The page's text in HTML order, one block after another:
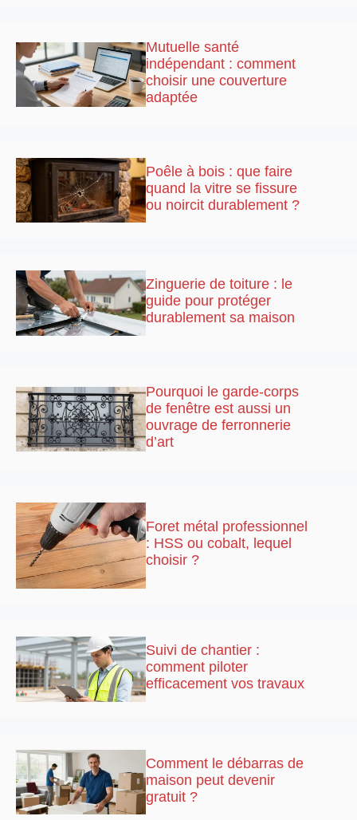
Mutuelle santé
indépendant : comment
choisir une couverture
adaptée
Poêle à bois : que faire
quand la vitre se fissure
ou noircit durablement ?
Zinguerie de toiture : le
guide pour protéger
durablement sa maison
Pourquoi le garde-corps
de fenêtre est aussi un
ouvrage de ferronnerie
d’art
Foret métal professionnel
: HSS ou cobalt, lequel
choisir ?
Suivi de chantier :
comment piloter
efficacement vos travaux
Comment le débarras de
maison peut devenir
gratuit ?